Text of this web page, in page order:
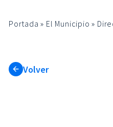
Portada » El Municipio »
Volver